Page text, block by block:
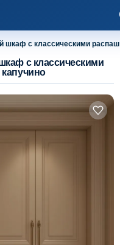
шкаф с классическими
с классическими